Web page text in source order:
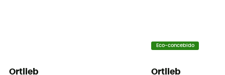
Ortlieb
Eco-concebido
Ortlieb